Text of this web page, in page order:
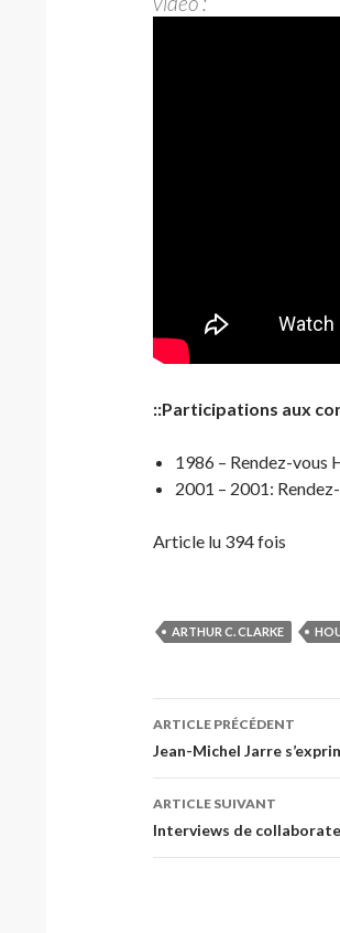
::Participations aux
1986 – Rendez-vous
2001 – 2001:
Article lu 394 fois
ARTHUR C. CLARKE
Navigation
des
articles
ARTICLE PRÉCÉDENT
Jean-Michel Jarre
ARTICLE SUIVANT
Interviews de